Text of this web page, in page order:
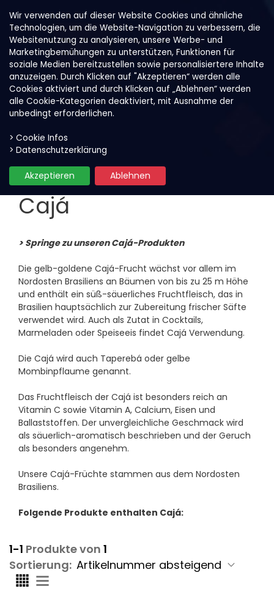
Wir verwenden auf dieser Website Cookies und ähnliche
Technologien, um die Website-Navigation zu verbessern, die
Websitenutzung zu analysieren, unsere Werbe- und
Marketingbemühungen zu unterstützen, Funktionen für
soziale Medien bereitzustellen sowie personalisiertere Inhalte
anzuzeigen. Durch Klicken auf "Akzeptieren“ werden alle
Cookies aktiviert und durch Klicken auf „Ablehnen“ werden
alle Cookie-Kategorien deaktiviert, mit Ausnahme der
unbedingt erforderlichen.
> Cookie Infos
> Datenschutzerklärung
Ablehnen
Akzeptieren
Unsere Früchte
Produktfilter
Cajá
> Springe zu unseren Cajá-Produkten
Die gelb-goldene Cajá-Frucht wächst vor allem im
Nordosten Brasiliens an Bäumen von bis zu 25 m Höhe
und enthält ein süß-säuerliches Fruchtfleisch, das in
Brasilien hauptsächlich zur Zubereitung frischer Säfte
verwendet wird. Auch als Zutat in Cocktails,
Marmeladen oder Speiseeis findet Cajá Verwendung.
Die Cajá wird auch Taperebá oder gelbe
Mombinpflaume genannt.
Das Fruchtfleisch der Cajá ist besonders reich an
Vitamin C sowie Vitamin A, Calcium, Eisen und
Ballaststoffen. Der unvergleichliche Geschmack wird
als säuerlich-aromatisch beschrieben und der Geruch
als besonders angenehm.
Unsere Cajá-Früchte stammen aus dem Nordosten
Brasiliens.
Folgende Produkte enthalten Cajá:
1-1 Produkte von 1
Sortierung: